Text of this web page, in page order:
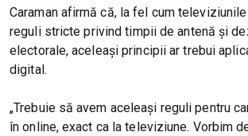
Caraman afirmă că, la fel cum
reguli stricte privind timpii de antenă și
electorale, aceleași principii ar trebui
digital.
„Trebuie să avem aceleași reguli pentru
în online, exact ca la televiziune. Vorbim